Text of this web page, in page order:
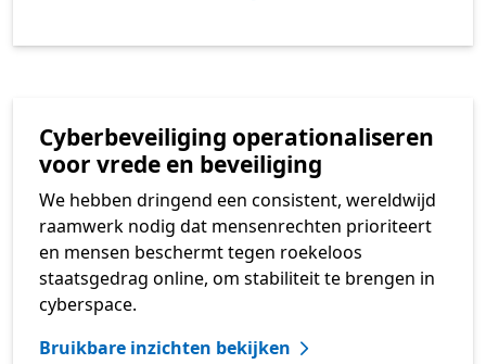
Cyberbeveiliging operationaliseren
voor vrede en beveiliging
We hebben dringend een consistent, wereldwijd
raamwerk nodig dat mensenrechten prioriteert
en mensen beschermt tegen roekeloos
staatsgedrag online, om stabiliteit te brengen in
cyberspace.
Bruikbare inzichten bekijken